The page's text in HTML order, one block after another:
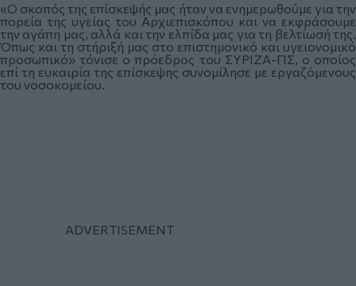
«Ο σκοπός της επίσκεψής μας ήταν να ενημερωθούμε για την
πορεία της υγείας του Αρχιεπισκόπου και να εκφράσουμε
την αγάπη μας, αλλά και την ελπίδα μας για τη βελτίωσή της.
Όπως και τη στήριξή μας στο επιστημονικό και υγειονομικό
προσωπικό» τόνισε ο πρόεδρος του ΣΥΡΙΖΑ-ΠΣ, ο οποίος
επί τη ευκαιρία της επίσκεψης συνομίλησε με εργαζόμενους
του νοσοκομείου.